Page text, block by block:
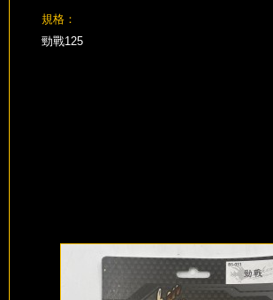
規格：
勁戰125